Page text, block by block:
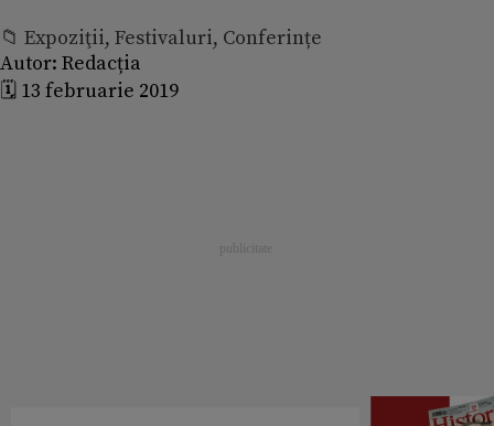
📁 Expoziţii, Festivaluri, Conferințe
Autor: Redacția
🗓️ 13 februarie 2019